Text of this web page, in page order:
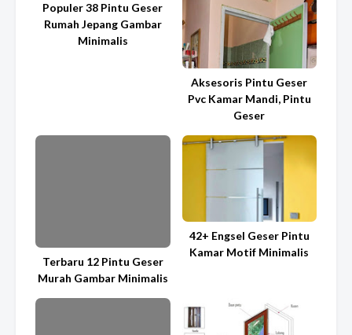
Populer 38 Pintu Geser
Rumah Jepang Gambar
Minimalis
Aksesoris Pintu Geser
Pvc Kamar Mandi, Pintu
Geser
Terbaru 12 Pintu Geser
Murah Gambar Minimalis
42+ Engsel Geser Pintu
Kamar Motif Minimalis